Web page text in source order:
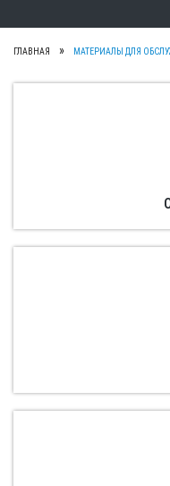
ГЛАВНАЯ МАТЕРИАЛЫ ДЛЯ